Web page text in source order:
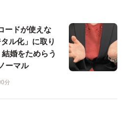
ードが使えな
ル化」に取り
婚をためらう
ーマル
分